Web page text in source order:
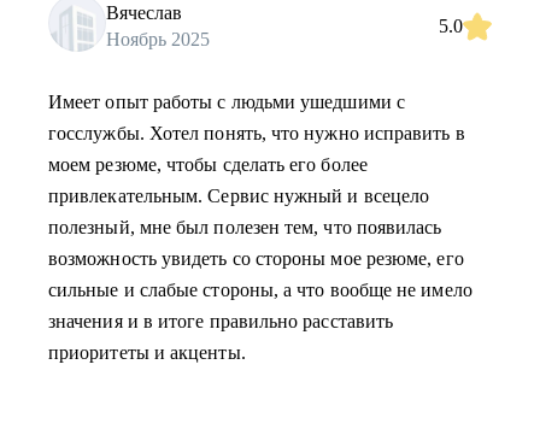
Вячеслав
Ноябрь 2025
5.0
Имеет опыт работы с людьми ушедшими с
госслужбы. Хотел понять, что нужно исправить в
моем резюме, чтобы сделать его более
привлекательным. Сервис нужный и всецело
полезный, мне был полезен тем, что появилась
возможность увидеть со стороны мое резюме, его
сильные и слабые стороны, а что вообще не имело
значения и в итоге правильно расставить
приоритеты и акценты.